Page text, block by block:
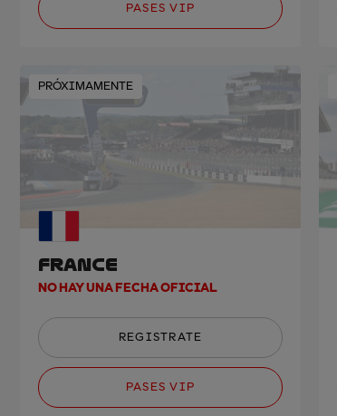
PASES VIP
PRÓXIMAMENTE
FRANCE
NO HAY UNA FECHA OFICIAL
REGISTRATE
PASES VIP